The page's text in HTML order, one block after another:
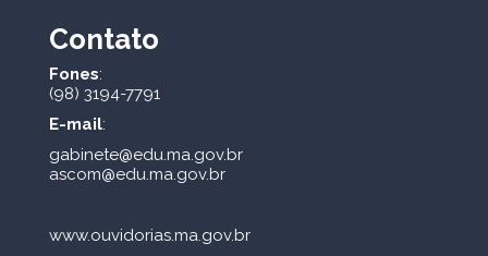
Contato
Fones:
(98) 3194-7791
E-mail:
gabinete@edu.ma.gov.br
ascom@edu.ma.gov.br
www.ouvidorias.ma.gov.br